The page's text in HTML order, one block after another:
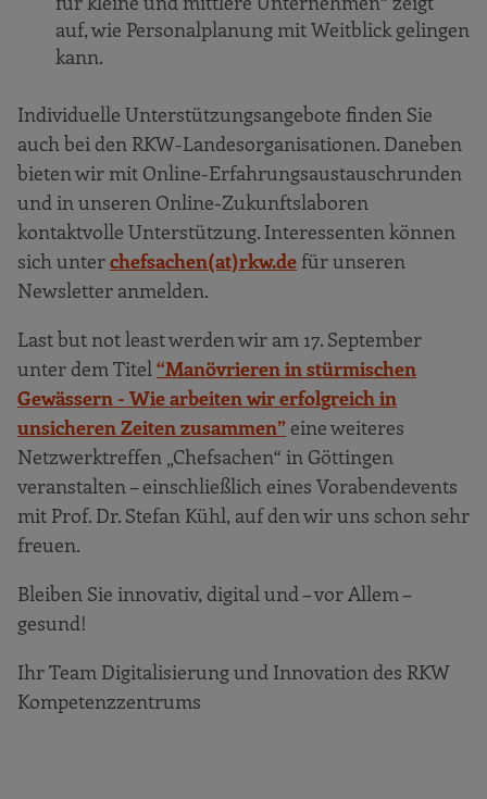
auf, wie Personalplanung mit Weitblick gelingen
kann.
Individuelle Unterstützungsangebote finden Sie
auch bei den RKW-Landesorganisationen. Daneben
bieten wir mit Online-Erfahrungsaustauschrunden
und in unseren Online-Zukunftslaboren
kontaktvolle Unterstützung. Interessenten können
sich unterchefsachen(at)rkw.defür unseren
Newsletter anmelden.
Last but not least werden wir am 17. September
unter dem Titel“Manövrieren in stürmischen
Gewässern - Wie arbeiten wir erfolgreich in
unsicheren Zeiten zusammen” eine weiteres
Netzwerktreffen „Chefsachen“ in Göttingen
veranstalten – einschließlich eines Vorabendevents
mit Prof. Dr. Stefan Kühl, auf den wir uns schon sehr
freuen.
Bleiben Sie innovativ, digital und – vor Allem –
gesund!
Ihr Team Digitalisierung und Innovation des RKW
Kompetenzzentrums